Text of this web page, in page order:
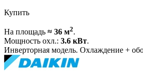
Купить
На площадь ≈ 36 м2.
Мощность охл.: 3.6 кВт.
Инверторная модель. Охлаждение +